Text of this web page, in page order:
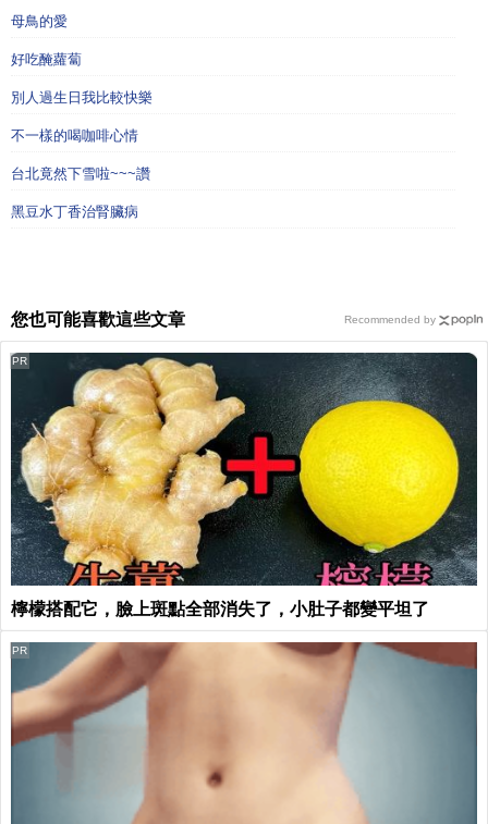
母鳥的愛
好吃醃蘿蔔
別人過生日我比較快樂
不一樣的喝咖啡心情
台北竟然下雪啦~~~讚
黑豆水丁香治腎臟病
您也可能喜歡這些文章
檸檬搭配它，臉上斑點全部消失了，小肚子都變平坦了
PR
PR
Recommended by